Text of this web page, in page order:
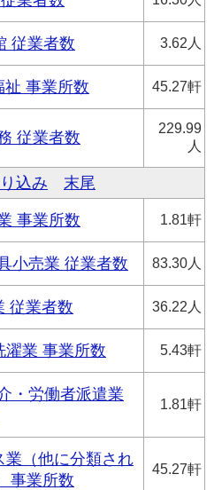
従業者数 3.62人
祉 事業所数 45.27軒
従業者数
229.99
人
込み 末尾
事業所数 1.81軒
小売業 従業者数 83.30人
従業者数 36.22人
濯業 事業所数 5.43軒
・労働者派遣業
1.81軒
業（他に分類され
事業所数
45.27軒